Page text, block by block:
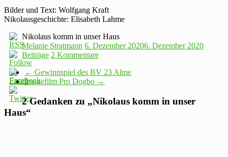
Bilder und Text: Wolfgang Kraft
Nikolausgeschichte: Elisabeth Lahme
Nikolaus komm in unser Haus
Melanie Stratmann 6. Dezember 20206. Dezember 2020
Beiträge 2 Kommentare
← Gewinnspiel des BV 23 Alme
Imagefilm Pro Dogbo →
2 Gedanken zu „Nikolaus komm in unser
Haus“